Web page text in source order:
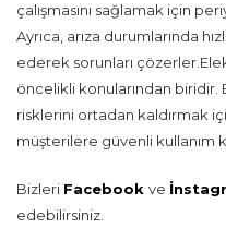
çalışmasını sağlamak için
Ayrıca, arıza durumlarında
ederek sorunları
öncelikli konularından biridir.
risklerini ortadan kaldırmak
müşterilere güvenli kullanım
Bizleri Facebook ve
edebilirsiniz.